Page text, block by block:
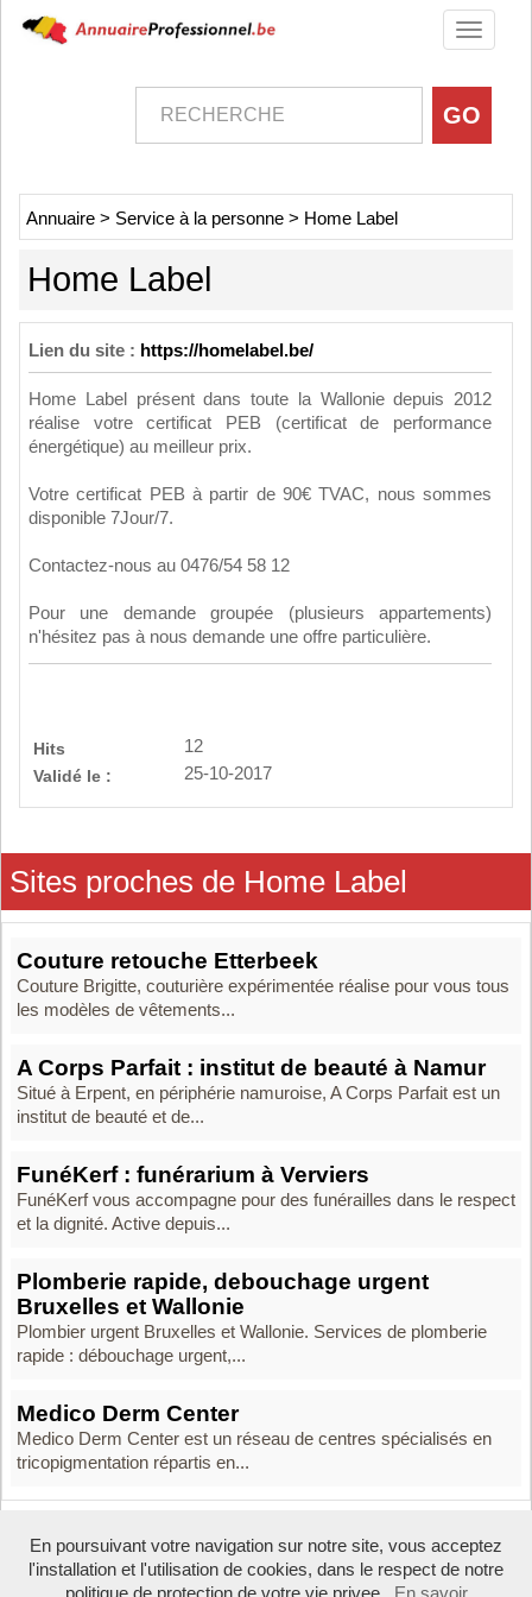
Toggle
Annuaire > Service à la personne > Home Label
Home Label
Lien du site : https://homelabel.be/
Home Label présent dans toute la Wallonie depuis 2012
réalise votre certificat PEB (certificat de performance
énergétique) au meilleur prix.
Votre certificat PEB à partir de 90€ TVAC, nous sommes
disponible 7Jour/7.
Contactez-nous au 0476/54 58 12
Pour une demande groupée (plusieurs appartements)
n'hésitez pas à nous demande une offre particulière.
Hits
12
Validé le :
25-10-2017
Sites proches de Home Label
Couture retouche Etterbeek
Couture Brigitte, couturière expérimentée réalise pour vous tous
les modèles de vêtements...
A Corps Parfait : institut de beauté à Namur
Situé à Erpent, en périphérie namuroise, A Corps Parfait est un
institut de beauté et de...
FunéKerf : funérarium à Verviers
FunéKerf vous accompagne pour des funérailles dans le respect
et la dignité. Active depuis...
Plomberie rapide, debouchage urgent
Bruxelles et Wallonie
Plombier urgent Bruxelles et Wallonie. Services de plomberie
rapide : débouchage urgent,...
Medico Derm Center
Medico Derm Center est un réseau de centres spécialisés en
tricopigmentation répartis en...
Boosté par Arfooo 2.02 - © 2007 - 2026 -Contact -
Tous droits réservés -Annuaire professionnel Belgique -Mentions légales
En poursuivant votre navigation sur notre site, vous acceptez
l'installation et l'utilisation de cookies, dans le respect de notre